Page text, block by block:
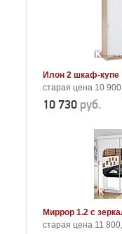
Илон 2 шкаф-купе
старая цена 10
10 730 руб.
Миррор 1.2 с
старая цена 11 800,